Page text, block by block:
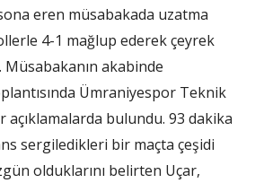
eren müsabakada uzatma
4-1 mağlup ederek çeyrek
Müsabakanın akabinde
Ümraniyespor Teknik
açıklamalarda bulundu. 93 dakika
sergiledikleri bir maçta çeşidi
olduklarını belirten Uçar,